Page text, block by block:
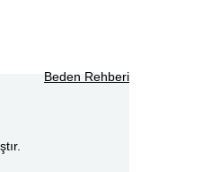
Beden Rehberi